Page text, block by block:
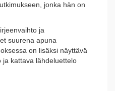
jonka hän on
ja
suurena apuna
on lisäksi näyttävä
ja kattava lähdeluettelo